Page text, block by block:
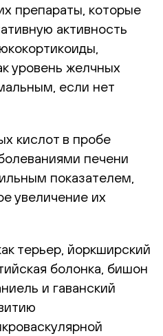
препараты, которые
активность
уровень желчных
если нет
кислот в пробе
печени
показателем,
увеличение их
терьер, йоркширский
болонка, бишон
и гаванский